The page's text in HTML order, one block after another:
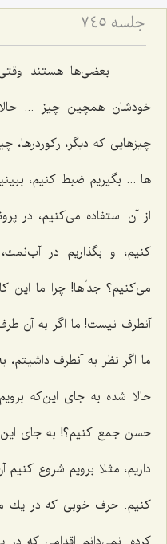
جلسه ۷۴۵
بعضی‌ها هستند
خودشان همچین چیز ... حالا
چیزهایی كه دیگر،
ها ... بگیریم ضبط كنیم،
از آن استفاده می‌كنیم، در
كنیم، و بگذاریم در آب‌نمك،
می‌كنیم؟ جداًها! چرا ما این
آنطرف نیست! ما اگر به آن
ما اگر نظر به آنطرف داشیتم،
حالا شده به جای این‌كه
حسن جمع كنیم؟! به جای این
داریم، مثلا برویم شروع
كنیم. حرف خوبی كه در یك